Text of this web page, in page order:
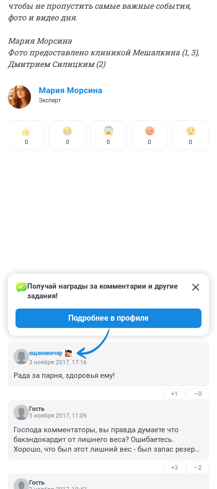
чтобы не пропустить самые важные события,
фото и видео дня.
Мария Морсина
Фото предоставлено клиникой Мешалкина (1, 3),
Дмитрием Силицким (2)
Мария Морсина
Эксперт
0 0 0 0 0
КОММЕНТАРИИ 56
ещеневечер
Получай награды за комментарии и другие
задания!
Подробнее в профиле
3 ноября 2017, 17:16
Рада за парня, здоровья ему!
+1 –0
Гость
3 ноября 2017, 11:09
Господа комментаторы, вы правда думаете что
бакэндокардит от лишнего веса? Ошибаетесь.
Хорошо, что был этот лишний вес - был запас резерва
застрахован, более того излечиться полностью
нельзя. Так что радоваться и поздравлять рано -
+3 –2
Гость